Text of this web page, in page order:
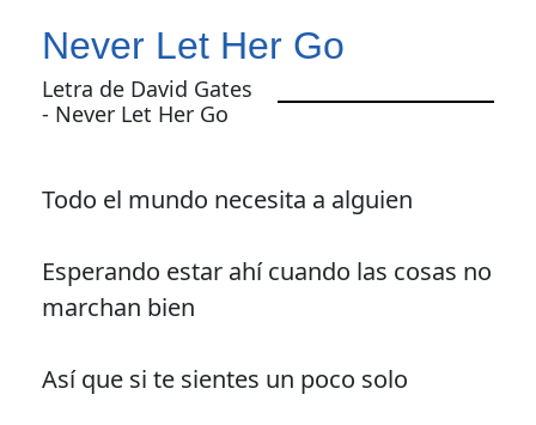
Never Let Her Go
Letra de David Gates
- Never Let Her Go
Todo el mundo necesita a alguien
Esperando estar ahí cuando las cosas no
marchan bien
Así que si te sientes un poco solo